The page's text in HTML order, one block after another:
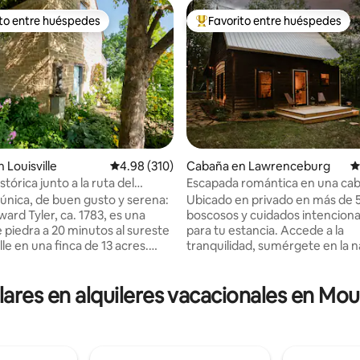
de 5, 7 reseñas
huéspedes preferido
entre huéspedes
Louisville Calificación promedio: 4.98 de 5, 310 reseñas
4.98 (310)
junto a la ruta del
de buen gusto y serena:
Tyler, ca. 1783, es una
piedra a 20 minutos al sureste
en una finca de 13 acres.
pantalla grande con vistas
fuente. La primera
Favorito entre huéspedes
Favorito entre huéspedes
Cabaña en Lawrenceburg
Escapada romántica en una
acogedora con fogata y jacuzzi
Ubicado en privado en más de
boscosos y cuidados
para tu estancia. Accede a la
tranquilidad, sumérgete en la
incluyen una ruta de
espacio de trabajo para artistas,
en alquileres vacacionales en